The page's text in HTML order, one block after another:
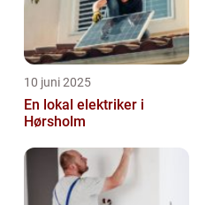
10 juni 2025
En lokal elektriker i
Hørsholm